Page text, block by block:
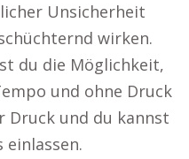
Unsicherheit
wirken.
du die Möglichkeit,
und ohne Druck
Druck und du kannst
einlassen.